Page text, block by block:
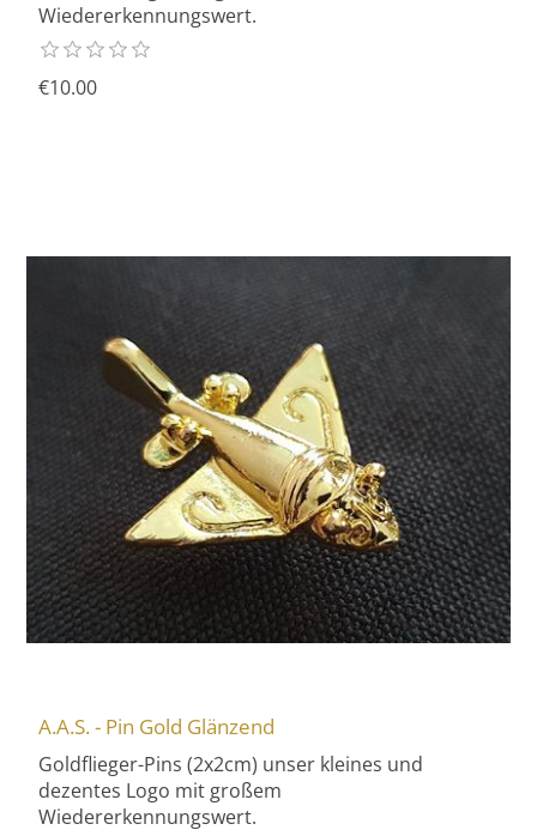
Wiedererkennungswert.
€10.00
A.A.S. - Pin Gold Glänzend
Goldflieger-Pins (2x2cm) unser kleines und
dezentes Logo mit großem
Wiedererkennungswert.